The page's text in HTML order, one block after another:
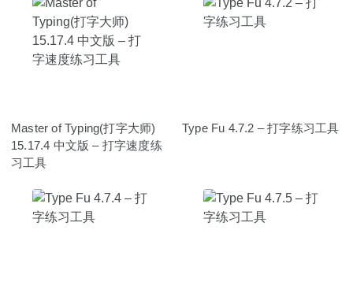
Master of Typing(打字大师)
15.17.4 中文版 – 打字速度练
习工具
Type Fu 4.7.2 – 打字练习工具